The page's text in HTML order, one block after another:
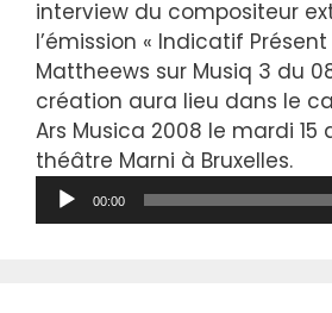
interview du compositeur
l’émission « Indicatif Présent
Mattheews sur Musiq 3 du
création aura lieu dans le
Ars Musica 2008 le mardi 15
théâtre Marni à Bruxelles.
Lecteur
audio
00:00